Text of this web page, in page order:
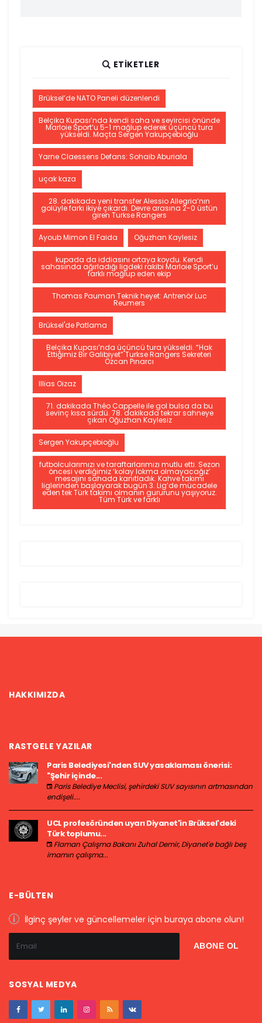
ETIKETLER
Brüksel’de NATO Paneli düzenlendi
Belçika Kupası’nda kendi saha ve seyircisi önünde
Marloie Sport’u 5-1 mağlup ederek üçüncü tura
yükseldi. Maçta Sergen Yakupçebioğlu
Yarne Claessens Defans: Sohaib Aburiala
uçak kaza
28. dakikada yeni transfer Alessio Allegria’nın
golüyle farkı ikiye çıkardı. Devre arasına 2-0 üstün
giren Turkse Rangers
Ayoub Mimon El Faida Oğuzhan Kaylesiz
kupada da iddiasını ortaya koydu. Kendi
sahasında ağırladığı ligdeki rakibi Marloie Sport’u
farklı mağlup eden ekip
Thomas Pauman Teknik heyet: Antrenör Luc
Reumers
Brüksel'de Patlama
Belçika Kupası’nda üçüncü tura yükseldi. “Hak
Ettiğimiz Bir Galibiyet” Turkse Rangers Sekreteri
Özcan Pınarcı
Illias Oizaz
71. dakikada Théo Cappelle ile gol bulsa da bu
sevinç kısa sürdü. 78. dakikada tekrar sahneye
çıkan Oğuzhan Kaylesiz
Sergen Yakupçebioğlu
futbolcularımızı ve taraftarlarımızı mutlu etti. Sezon
öncesi verdiğimiz ‘kolay lokma olmayacağız’
mesajını sahada kanıtladık. Kahve takımı
liglerinden başlayarak bugün 3. Lig’de mücadele
eden tek Türk takımı olmanın gururunu yaşıyoruz.
Tüm Türk ve farklı
HAKKIMIZDA
RASTGELE YAZILAR
Paris Belediyesi'nden SUV yasaklaması önerisi:
"Şehir içinde...
Paris Belediye Meclisi, şehirdeki SUV sayısının artmasından
endişeli....
UCL profesöründen uyarı Diyanet'in Brüksel'deki
Türk toplumu...
Flaman Çalışma Bakanı Zuhal Demir, Diyanet'e bağlı beş
imamın çalışma...
E-BÜLTEN
İlginç şeyler ve güncellemeler için buraya abone olun!
SOSYAL MEDYA